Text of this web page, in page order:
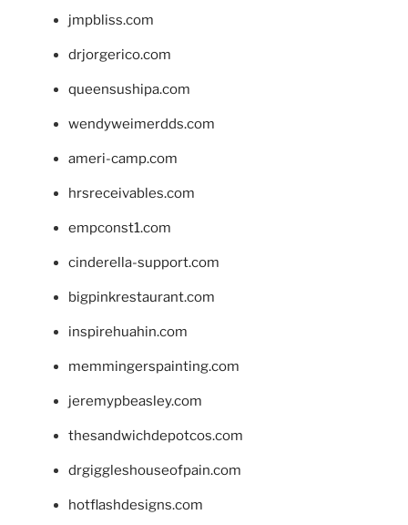
jmpbliss.com
drjorgerico.com
queensushipa.com
wendyweimerdds.com
ameri-camp.com
hrsreceivables.com
empconst1.com
cinderella-support.com
bigpinkrestaurant.com
inspirehuahin.com
memmingerspainting.com
jeremypbeasley.com
thesandwichdepotcos.com
drgiggleshouseofpain.com
hotflashdesigns.com